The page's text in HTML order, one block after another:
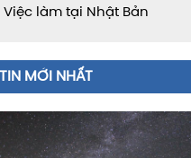
Việc làm tại Nhật Bản
TIN MỚI NHẤT